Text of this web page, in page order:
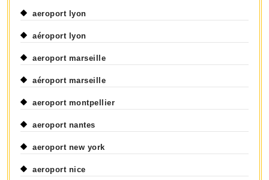
aeroport lyon
aéroport lyon
aeroport marseille
aéroport marseille
aeroport montpellier
aeroport nantes
aeroport new york
aeroport nice